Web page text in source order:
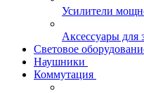
Усилители
Аксессуары для
Световое
Наушники
Коммутация